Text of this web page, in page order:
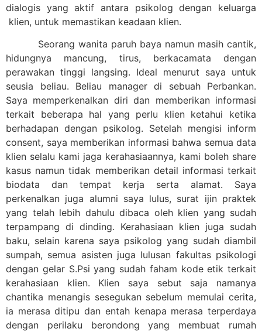
dialogis yang aktif antara psikolog dengan keluarga
klien, untuk memastikan keadaan klien.
Seorang wanita paruh baya namun masih cantik,
hidungnya mancung, tirus, berkacamata dengan
perawakan tinggi langsing. Ideal menurut saya untuk
seusia beliau. Beliau manager di sebuah Perbankan.
Saya memperkenalkan diri dan memberikan informasi
terkait beberapa hal yang perlu klien ketahui ketika
berhadapan dengan psikolog. Setelah mengisi inform
consent, saya memberikan informasi bahwa semua data
klien selalu kami jaga kerahasiaannya, kami boleh share
kasus namun tidak memberikan detail informasi terkait
biodata dan tempat kerja serta alamat. Saya
perkenalkan juga alumni saya lulus, surat ijin praktek
yang telah lebih dahulu dibaca oleh klien yang sudah
terpampang di dinding. Kerahasiaan klien juga sudah
baku, selain karena saya psikolog yang sudah diambil
sumpah, semua asisten juga lulusan fakultas psikologi
dengan gelar S.Psi yang sudah faham kode etik terkait
kerahasiaan klien. Klien saya sebut saja namanya
chantika menangis sesegukan sebelum memulai cerita,
ia merasa ditipu dan entah kenapa merasa terperdaya
dengan perilaku berondong yang membuat rumah